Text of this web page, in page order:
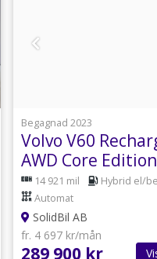
Begagnad 2023
Volvo V60
AWD Core
Navi
14 921 mil
Hybrid el/
Automat
SolidBil AB
fr. 4 697 kr/mån
289 900 kr